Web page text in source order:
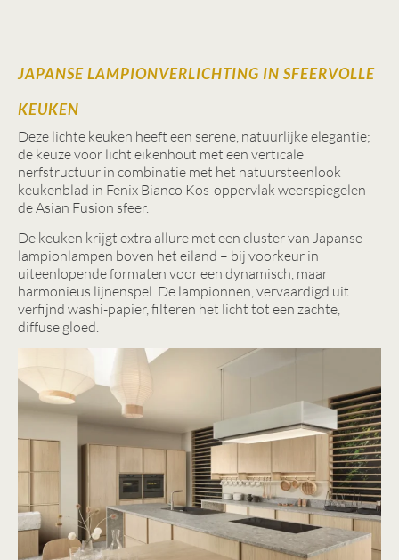
JAPANSE LAMPIONVERLICHTING IN SFEERVOLLE
KEUKEN
Deze lichte keuken heeft een serene, natuurlijke elegantie;
de keuze voor licht eikenhout met een verticale
nerfstructuur in combinatie met het natuursteenlook
keukenblad in Fenix Bianco Kos-oppervlak weerspiegelen
de Asian Fusion sfeer.
De keuken krijgt extra allure met een cluster van Japanse
lampionlampen boven het eiland – bij voorkeur in
uiteenlopende formaten voor een dynamisch, maar
harmonieus lijnenspel. De lampionnen, vervaardigd uit
verfijnd washi-papier, filteren het licht tot een zachte,
diffuse gloed.